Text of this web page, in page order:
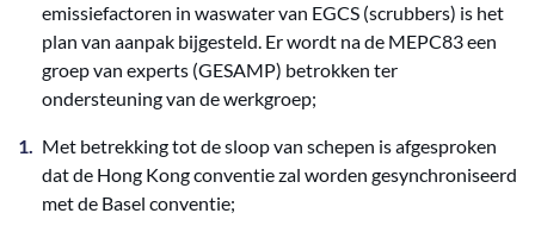
emissiefactoren in waswater van EGCS (scrubbers) is het
plan van aanpak bijgesteld. Er wordt na de MEPC83 een
groep van experts (GESAMP) betrokken ter
ondersteuning van de werkgroep;
Met betrekking tot de sloop van schepen is afgesproken
dat de Hong Kong conventie zal worden gesynchroniseerd
met de Basel conventie;